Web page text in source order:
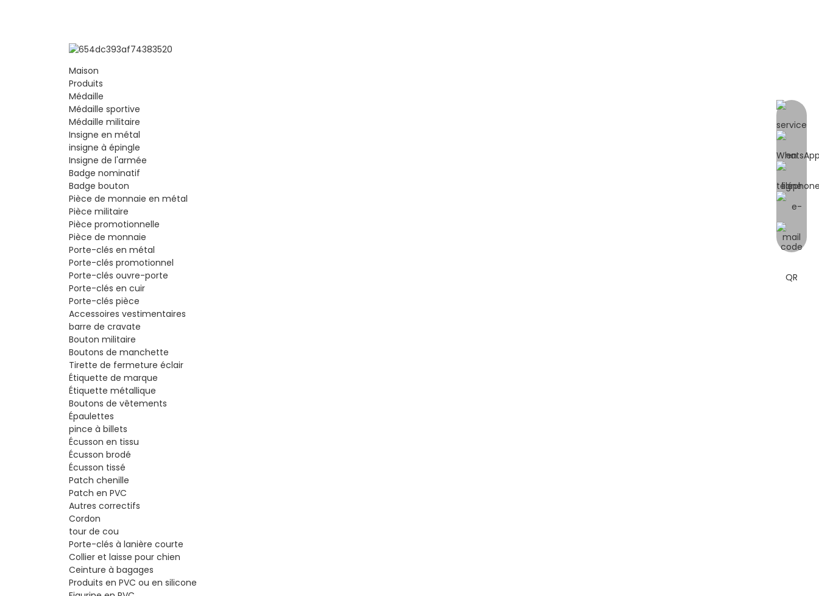
Maison
Produits
Médaille
Médaille sportive
Médaille militaire
Insigne en métal
insigne à épingle
Insigne de l'armée
Badge nominatif
Badge bouton
Pièce de monnaie en métal
Pièce militaire
Pièce promotionnelle
Pièce de monnaie
Porte-clés en métal
Porte-clés promotionnel
Porte-clés ouvre-porte
Porte-clés en cuir
Porte-clés pièce
Accessoires vestimentaires
barre de cravate
Bouton militaire
Boutons de manchette
Tirette de fermeture éclair
Étiquette de marque
Étiquette métallique
Boutons de vêtements
Épaulettes
pince à billets
Écusson en tissu
Écusson brodé
Écusson tissé
Patch chenille
Patch en PVC
Autres correctifs
Cordon
tour de cou
Porte-clés à lanière courte
Collier et laisse pour chien
Ceinture à bagages
Produits en PVC ou en silicone